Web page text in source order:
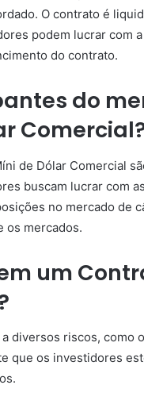
O contrato é
podem lucrar com
do contrato.
do
de Dólar Comercial
buscam lucrar com
no mercado de
os mercados.
um
diversos riscos, como
que os investidores